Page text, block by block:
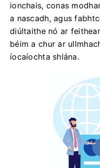
ionchais, conas
a nascadh, agus
diúltaithe nó ar
béim a chur ar
íocaíochta shlána.